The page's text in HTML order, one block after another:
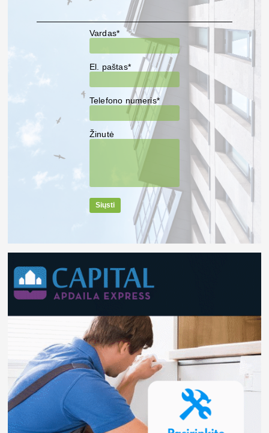
Vardas*
El. paštas*
Telefono numeris*
Žinutė
Siųsti